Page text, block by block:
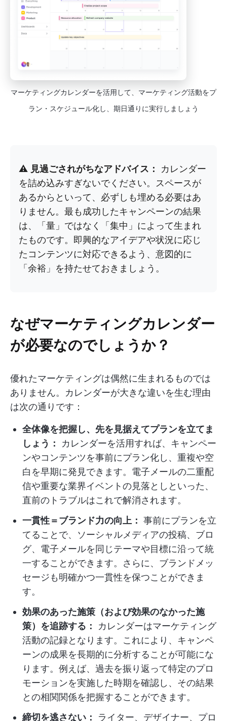
マーケティングカレンダーを活用して、マーケティング活動をプ
ラン・スケジュール化し、期日通りに実行しましょう
⚠️ 見過ごされがちなアドバイス：
カレンダー
を詰め込みすぎないでください。スペースが
あるからといって、必ずしも埋める必要はあ
りません。最も成功したキャンペーンの結果
は、「量」ではなく「集中」によって生まれ
たものです。即興的なアイデアや状況に応じ
たコンテンツに対応できるよう、意図的に
「余裕」を持たせておきましょう。
なぜマーケティングカレンダー
が必要なのでしょうか？
優れたマーケティングは偶然に生まれるものでは
ありません。カレンダーが大きな違いを生む理由
は次の通りです：
全体像を把握し、先を見据えてプランを立てま
しょう：
カレンダーを活用すれば、キャンペー
ンやコンテンツを事前にプラン化し、重複や空
白を早期に発見できます。電子メールの二重配
信や重要な業界イベントの見落としといった、
直前のトラブルはこれで解消されます。
一貫性＝ブランド力の向上： 事前にプランを立
てることで、ソーシャルメディアの投稿、ブロ
グ、電子メールを同じテーマや目標に沿って統
一することができます。さらに、ブランドメッ
セージも明確かつ一貫性を保つことができま
す。
効果のあった施策（および効果のなかった施
策）を追跡する：
カレンダーはマーケティング
活動の記録となります。これにより、キャンペ
ーンの成果を長期的に分析することが可能にな
ります。例えば、過去を振り返って特定のプロ
モーションを実施した時期を確認し、その結果
との相関関係を把握することができます。
締切を逃さない：
ライター、デザイナー、プロ